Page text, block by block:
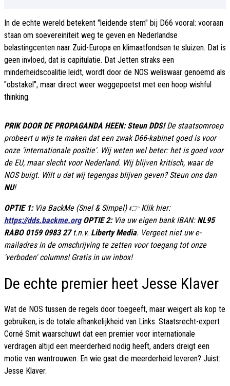
In de echte wereld betekent "leidende stem" bij D66 vooral: vooraan
staan om soevereiniteit weg te geven en Nederlandse
belastingcenten naar Zuid-Europa en klimaatfondsen te sluizen. Dat is
geen invloed, dat is capitulatie. Dat Jetten straks een
minderheidscoalitie leidt, wordt door de NOS weliswaar genoemd als
"obstakel", maar direct weer weggepoetst met een hoop wishful
thinking.
PRIK DOOR DE PROPAGANDA HEEN: Steun DDS!De staatsomroep
probeert u wijs te maken dat een zwak D66-kabinet goed is voor
onze 'internationale positie'. Wij weten wel beter: het is goed voor
de EU, maar slecht voor Nederland. Wij blijven kritisch, waar de
NOS buigt. Wilt u dat wij tegengas blijven geven? Steun ons dan
NU!
OPTIE 1:Via BackMe (Snel & Simpel) 👉 Klik hier:
https://dds.backme.org OPTIE 2:Via uw eigen bank IBAN: NL95
RABO 0159 0983 27t.n.v. Liberty Media. Vergeet niet uw e-
mailadres in de omschrijving te zetten voor toegang tot onze
'verboden' columns! Gratis in uw inbox!
De echte premier heet Jesse Klaver
Wat de NOS tussen de regels door toegeeft, maar weigert als kop te
gebruiken, is de totale afhankelijkheid van Links. Staatsrecht-expert
Corné Smit waarschuwt dat een premier voor internationale
verdragen altijd een meerderheid nodig heeft, anders dreigt een
motie van wantrouwen. En wie gaat die meerderheid leveren? Juist:
Jesse Klaver.